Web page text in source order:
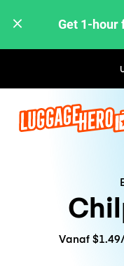
Get 1-hour
Uur-
Vanaf